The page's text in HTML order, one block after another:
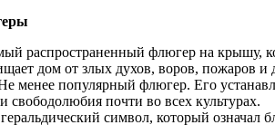
распространенный флюгер на крышу,
дом от злых духов, воров, пожаров и
менее популярный флюгер. Его
свободолюбия почти во всех культурах.
символ, который означал